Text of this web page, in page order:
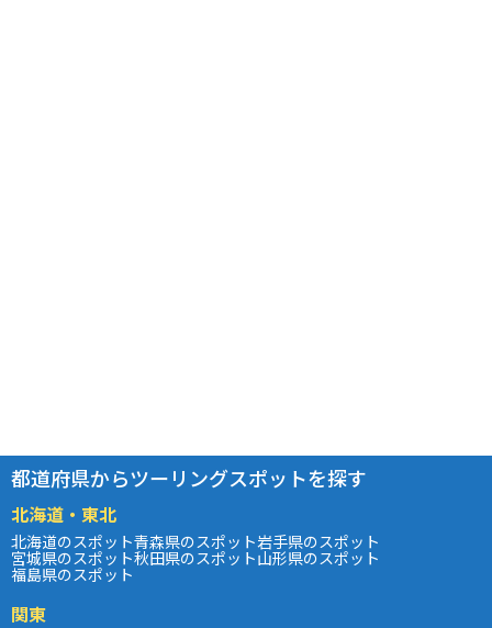
都道府県からツーリングスポットを探す
北海道・東北
北海道のスポット青森県のスポット岩手県のスポット
宮城県のスポット秋田県のスポット山形県のスポット
福島県のスポット
関東